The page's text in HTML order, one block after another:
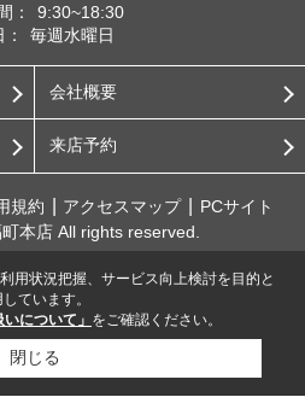
：
9:30~18:30
毎週水曜日
会社概要
来店予約
規約 アクセスマップ
PCサイト
本店 All rights reserved.
用状況把握、サービス向上検討を目的と
ています。
について」 をご確認ください。
閉じる